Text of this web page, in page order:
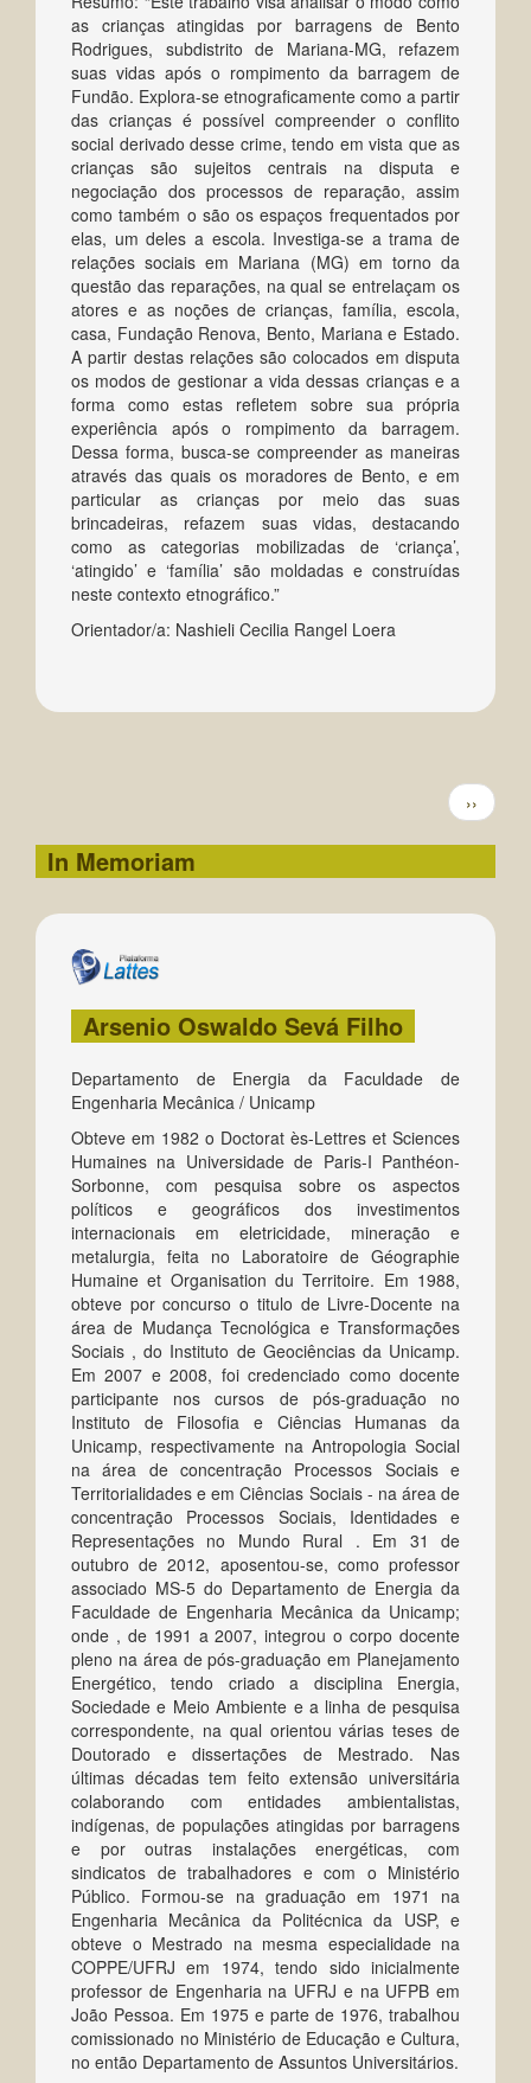
as crianças atingidas por barragens de Bento
Rodrigues, subdistrito de Mariana-MG, refazem
suas vidas após o rompimento da barragem de
Fundão. Explora-se etnograficamente como a partir
das crianças é possível compreender o conflito
social derivado desse crime, tendo em vista que as
crianças são sujeitos centrais na disputa e
negociação dos processos de reparação, assim
como também o são os espaços frequentados por
elas, um deles a escola. Investiga-se a trama de
relações sociais em Mariana (MG) em torno da
questão das reparações, na qual se entrelaçam os
atores e as noções de crianças, família, escola,
casa, Fundação Renova, Bento, Mariana e Estado.
A partir destas relações são colocados em disputa
os modos de gestionar a vida dessas crianças e a
forma como estas refletem sobre sua própria
experiência após o rompimento da barragem.
Dessa forma, busca-se compreender as maneiras
através das quais os moradores de Bento, e em
particular as crianças por meio das suas
brincadeiras, refazem suas vidas, destacando
como as categorias mobilizadas de ‘criança’,
‘atingido’ e ‘família’ são moldadas e construídas
neste contexto etnográfico.”
Orientador/a: Nashieli Cecilia Rangel Loera
Próxima
página
››
In Memoriam
Arsenio Oswaldo Sevá Filho
Departamento de Energia da Faculdade de
Engenharia Mecânica / Unicamp
Obteve em 1982 o Doctorat ès-Lettres et Sciences
Humaines na Universidade de Paris-I Panthéon-
Sorbonne, com pesquisa sobre os aspectos
políticos e geográficos dos investimentos
internacionais em eletricidade, mineração e
metalurgia, feita no Laboratoire de Géographie
Humaine et Organisation du Territoire. Em 1988,
obteve por concurso o titulo de Livre-Docente na
área de Mudança Tecnológica e Transformações
Sociais , do Instituto de Geociências da Unicamp.
Em 2007 e 2008, foi credenciado como docente
participante nos cursos de pós-graduação no
Instituto de Filosofia e Ciências Humanas da
Unicamp, respectivamente na Antropologia Social
na área de concentração Processos Sociais e
Territorialidades e em Ciências Sociais - na área de
concentração Processos Sociais, Identidades e
Representações no Mundo Rural . Em 31 de
outubro de 2012, aposentou-se, como professor
associado MS-5 do Departamento de Energia da
Faculdade de Engenharia Mecânica da Unicamp;
onde , de 1991 a 2007, integrou o corpo docente
pleno na área de pós-graduação em Planejamento
Energético, tendo criado a disciplina Energia,
Sociedade e Meio Ambiente e a linha de pesquisa
correspondente, na qual orientou várias teses de
Doutorado e dissertações de Mestrado. Nas
últimas décadas tem feito extensão universitária
colaborando com entidades ambientalistas,
indígenas, de populações atingidas por barragens
e por outras instalações energéticas, com
sindicatos de trabalhadores e com o Ministério
Público. Formou-se na graduação em 1971 na
Engenharia Mecânica da Politécnica da USP, e
obteve o Mestrado na mesma especialidade na
COPPE/UFRJ em 1974, tendo sido inicialmente
professor de Engenharia na UFRJ e na UFPB em
João Pessoa. Em 1975 e parte de 1976, trabalhou
comissionado no Ministério de Educação e Cultura,
no então Departamento de Assuntos Universitários.